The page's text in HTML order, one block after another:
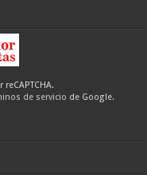
de servicio de Google.